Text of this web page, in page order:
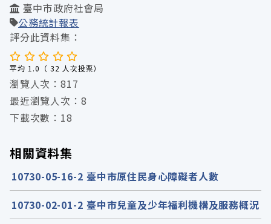
臺中市政府社會局
公務統計報表
評分此資料集：
平均 1.0（ 32 人次投票）
瀏覽人次：817
最近瀏覽人次：8
下載次數：18
相關資料集
10730-05-16-2 臺中市原住民身心障礙者人數
10730-02-01-2 臺中市兒童及少年福利機構及服務概況